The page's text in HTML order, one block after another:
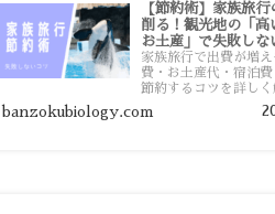
【節約術】家族旅行
削る！観光地の「高
お土産」で失敗しな
家族旅行で出費が増
費・お土産代・宿泊費
節約するコツを詳し
地価格を避ける方法
ーパー活用術、予算
banzokubiology.com